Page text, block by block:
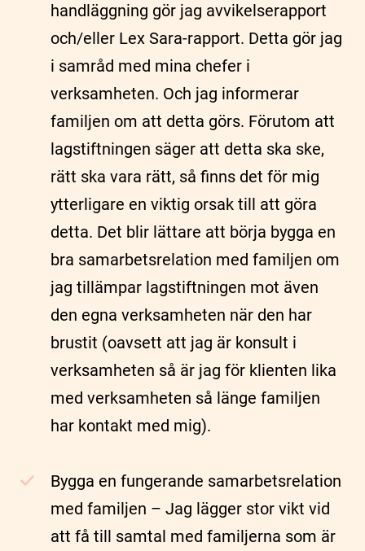
handläggning gör jag avvikelserapport
och/eller Lex Sara-rapport. Detta gör jag
i samråd med mina chefer i
verksamheten. Och jag informerar
familjen om att detta görs. Förutom att
lagstiftningen säger att detta ska ske,
rätt ska vara rätt, så finns det för mig
ytterligare en viktig orsak till att göra
detta. Det blir lättare att börja bygga en
bra samarbetsrelation med familjen om
jag tillämpar lagstiftningen mot även
den egna verksamheten när den har
brustit (oavsett att jag är konsult i
verksamheten så är jag för klienten lika
med verksamheten så länge familjen
har kontakt med mig).
Bygga en fungerande samarbetsrelation
med familjen – Jag lägger stor vikt vid
att få till samtal med familjerna som är